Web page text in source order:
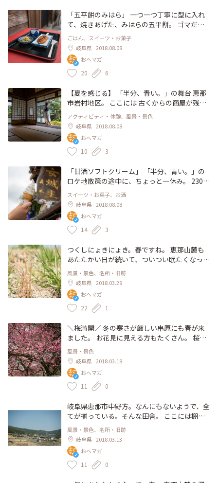
「五平餅のみはら」 一つ一つ丁寧に型に入れ
て、焼きあげた、みはらの五平餅。 ゴマだれ
と香ばしいおこげに、毎日の暑さの中でも食欲
がそそられます。 イートインだとお茶と漬物
がつくのが嬉しいです☺️ #とっておきの旅 #夏
旅 #夏色さがし #五平餅 #半分青い #とってお
きの旅 #岩村町 #岐阜
ごはん、スイーツ・お菓子
岐阜県 2018.08.08
おへマガ
20 6
【夏を感じる】 「半分、青い。」の舞台 恵那
市岩村地区。 ここには 古くからの商屋が残さ
れています。 その一つ 勝川家の見所はなんと
言っても 離れ屋敷！ 庭園を眺めながら縁側で
のんびりしたり、ステキな写真を撮るのにぴっ
たりです。 #とっておきの旅 #夏旅 #夏色さが
し #岐阜県 #岩村町 #お出かけ #のんびり #フォ
アクティビティ・体験、風景・景色
岐阜県 2018.08.08
おへマガ
10 3
「甘酒ソフトクリーム」 「半分、青い。」の
ロケ地散策の途中に、ちょっと一休み。 230年
続く老舗の酒蔵が作る「甘酒ソフトクリー
ム」。 口の中にふんわりとした甘酒の甘みが
広がります。 岐阜県、暑過ぎてソフトクリー
ムがすぐ溶けてしまうので、ぱくっと早めに食
べてしまうのがおススメです😅 #とっておきの
女城主 #岩村醸造 #甘酒 #ソフトクリーム
スイーツ・お菓子、お酒
岐阜県 2018.08.08
おへマガ
14 3
つくしにょきにょき。春ですね。 恵那山麓も
あたたかい日が続いて、ついつい眠たくなっち
ゃう。。 観光名所の馬籠も、あしもとを見れ
ば生命の息吹がそこかしこ。綺麗な桜もいいも
のですが、もっと儚い情景も、すぐそばにある
かもしれません。 ゆっくりあるいてみては、
いかがでしょう。 #花と緑の旅 #わたしの街 #
風景・景色、名所・旧跡
岐阜県 2018.03.29
おへマガ
22 1
＼梅満開／ 冬の寒さが厳しい串原にも春が来
ました。 お花見に見える方もたくさん。 桜も
チラホラ咲き始める木が。いつもは4/10ぐら
いに桜満開になる恵那山麓ですが、例年より早
いシーズンになるかも。 . #花と緑の旅 #わたし
の街 #梅 #桜 #春 #恵那市 #岐阜 #お花見
風景・景色
岐阜県 2018.03.18
おへマガ
11 0
岐阜県恵那市中野方。なんにもないようで、全
てが揃っている。そんな田舎。 ここには棚田1
00選に選ばれた「坂折棚田」もありますよ。
春のドライブにでかけてみては。 #花と緑の旅
#わたしの街 #春 #恵那市 #岐阜 #田舎暮らし
風景・景色、名所・旧跡
岐阜県 2018.03.13
おへマガ
11 0